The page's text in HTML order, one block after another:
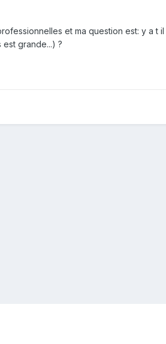
et ma question est: y a t
grande...) ?